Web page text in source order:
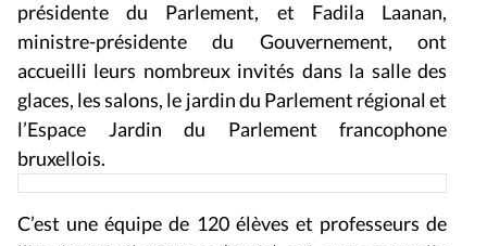
présidente du Parlement, et Fadila Laanan,
ministre-présidente du Gouvernement, ont
accueilli leurs nombreux invités dans la salle des
glaces, les salons, le jardin du Parlement régional et
l’Espace Jardin du Parlement francophone
bruxellois.
C’est une équipe de 120 élèves et professeurs de